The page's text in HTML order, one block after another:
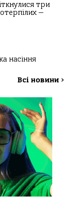
три
—
насіння
Всі новини >